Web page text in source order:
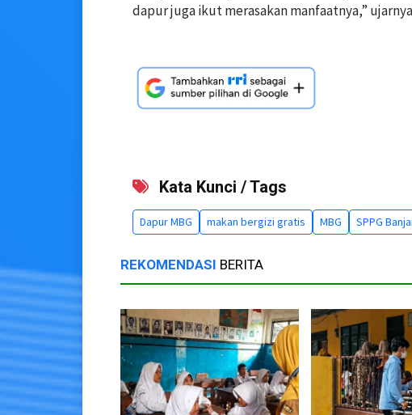
dapur juga ikut merasakan manfaatnya,”
Kata Kunci / Tags
Dapur MBG makan bergizi gratis MBG SPPG
REKOMENDASI BERITA